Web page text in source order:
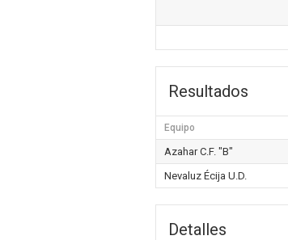
Resultados
Equipo
Azahar C.F. "B"
Nevaluz Écija U.D.
Detalles